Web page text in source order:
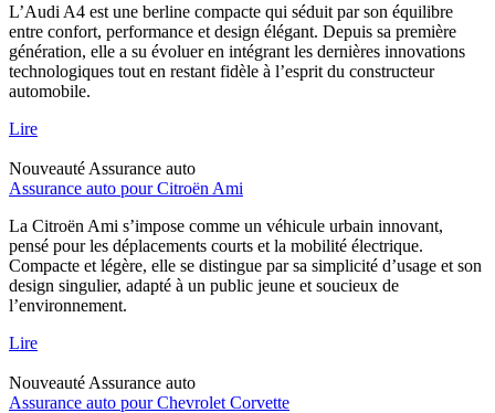
L’Audi A4 est une berline compacte qui séduit par son équilibre
entre confort, performance et design élégant. Depuis sa première
génération, elle a su évoluer en intégrant les dernières innovations
technologiques tout en restant fidèle à l’esprit du constructeur
automobile.
Lire
Nouveauté Assurance auto
Assurance auto pour Citroën Ami
La Citroën Ami s’impose comme un véhicule urbain innovant,
pensé pour les déplacements courts et la mobilité électrique.
Compacte et légère, elle se distingue par sa simplicité d’usage et son
design singulier, adapté à un public jeune et soucieux de
l’environnement.
Lire
Nouveauté Assurance auto
Assurance auto pour Chevrolet Corvette